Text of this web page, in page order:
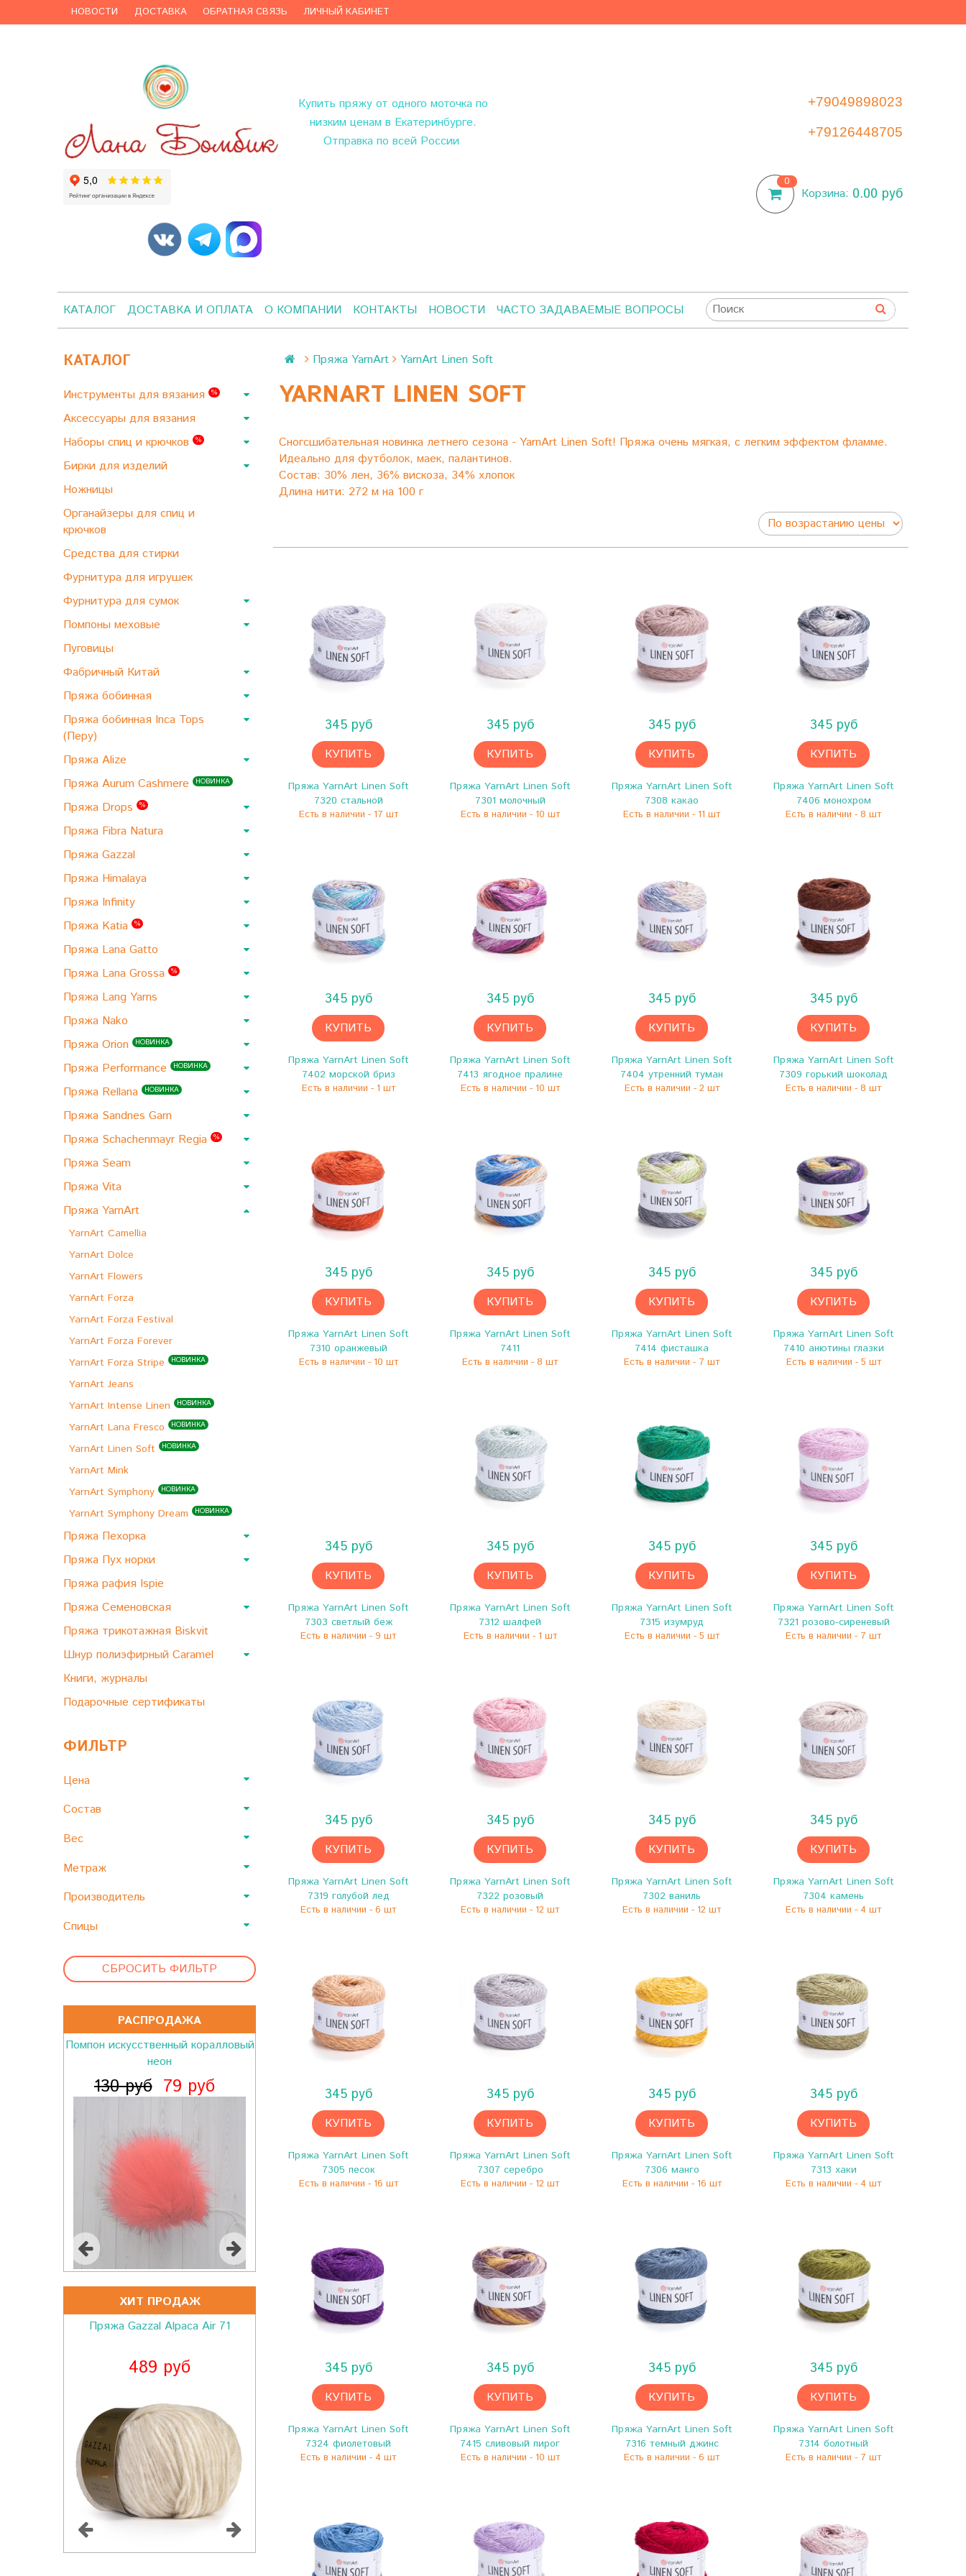
НОВОСТИ ДОСТАВКА ОБРАТНАЯ СВЯЗЬ ЛИЧНЫЙ КАБИНЕТ
Купить пряжуот одного моточка по
низким ценам в Екатеринбурге.
Отправка по всей России
+79049898023
+79126448705
0
Корзина: 0.00 руб
КАТАЛОГ ДОСТАВКА И ОПЛАТА О КОМПАНИИ КОНТАКТЫ НОВОСТИ ЧАСТО ЗАДАВАЕМЫЕ ВОПРОСЫ
КАТАЛОГ
Инструменты для вязания %
Аксессуары для вязания
Наборы спиц и крючков
%
Бирки для изделий
Ножницы
Органайзеры для спиц и
крючков
Средства для стирки
Фурнитура для игрушек
Фурнитура для сумок
Помпоны меховые
Пуговицы
Фабричный Китай
Пряжа бобинная
Пряжа бобинная Inca Tops
(Перу)
Пряжа Alize
Пряжа Aurum Cashmere
НОВИНКА
Пряжа Drops %
Пряжа Fibra Natura
Пряжа Gazzal
Пряжа Himalaya
Пряжа Infinity
Пряжа Katia
%
Пряжа Lana Gatto
Пряжа Lana Grossa
%
Пряжа Lang Yarns
Пряжа Nako
Пряжа Orion
НОВИНКА
Пряжа Performance НОВИНКА
Пряжа Rellana НОВИНКА
Пряжа Sandnes Garn
Пряжа Schachenmayr Regia
%
Пряжа Seam
Пряжа Vita
Пряжа YarnArt
YarnArt Camellia
YarnArt Dolce
YarnArt Flowers
YarnArt Forza
YarnArt Forza Festival
YarnArt Forza Forever
YarnArt Forza Stripe
НОВИНКА
YarnArt Jeans
YarnArt Intense Linen
НОВИНКА
YarnArt Lana Fresco НОВИНКА
YarnArt Linen Soft НОВИНКА
YarnArt Mink
YarnArt Symphony
НОВИНКА
YarnArt Symphony Dream НОВИНКА
Пряжа Пехорка
Пряжа Пух норки
Пряжа рафия Ispie
Пряжа Семеновская
Пряжа трикотажная Biskvit
Шнур полиэфирный Caramel
Книги, журналы
Подарочные сертификаты
ФИЛЬТР
Цена
Состав
Вес
Метраж
Производитель
Спицы
СБРОСИТЬ ФИЛЬТР
РАСПРОДАЖА
Помпон искусственный коралловый
неон
130 руб 79 руб
ХИТ ПРОДАЖ
Пряжа Gazzal Alpaca Air 71
489 руб
Пряжа YarnArt YarnArt Linen Soft
YARNART LINEN SOFT
Сногсшибательная новинка летнего сезона - YarnArt Linen Soft! Пряжа очень мягкая, с легким эффектом фламме.
Идеально для футболок, маек, палантинов.
Состав: 30% лен, 36% вискоза, 34% хлопок
Длина нити: 272 м на 100 г
345 руб
КУПИТЬ
Пряжа YarnArt Linen Soft
7320 стальной
Есть в наличии - 17 шт
345 руб
КУПИТЬ
Пряжа YarnArt Linen Soft
7301 молочный
Есть в наличии - 10 шт
345 руб
КУПИТЬ
Пряжа YarnArt Linen Soft
7308 какао
Есть в наличии - 11 шт
345 руб
КУПИТЬ
Пряжа YarnArt Linen Soft
7406 монохром
Есть в наличии - 8 шт
345 руб
КУПИТЬ
Пряжа YarnArt Linen Soft
7402 морской бриз
Есть в наличии - 1 шт
345 руб
КУПИТЬ
Пряжа YarnArt Linen Soft
7413 ягодное пралине
Есть в наличии - 10 шт
345 руб
КУПИТЬ
Пряжа YarnArt Linen Soft
7404 утренний туман
Есть в наличии - 2 шт
345 руб
КУПИТЬ
Пряжа YarnArt Linen Soft
7309 горький шоколад
Есть в наличии - 8 шт
345 руб
КУПИТЬ
Пряжа YarnArt Linen Soft
7310 оранжевый
Есть в наличии - 10 шт
345 руб
КУПИТЬ
Пряжа YarnArt Linen Soft
7411
Есть в наличии - 8 шт
345 руб
КУПИТЬ
Пряжа YarnArt Linen Soft
7414 фисташка
Есть в наличии - 7 шт
345 руб
КУПИТЬ
Пряжа YarnArt Linen Soft
7410 анютины глазки
Есть в наличии - 5 шт
345 руб
КУПИТЬ
Пряжа YarnArt Linen Soft
7303 светлый беж
Есть в наличии - 9 шт
345 руб
КУПИТЬ
Пряжа YarnArt Linen Soft
7312 шалфей
Есть в наличии - 1 шт
345 руб
КУПИТЬ
Пряжа YarnArt Linen Soft
7315 изумруд
Есть в наличии - 5 шт
345 руб
КУПИТЬ
Пряжа YarnArt Linen Soft
7321 розово-сиреневый
Есть в наличии - 7 шт
345 руб
КУПИТЬ
Пряжа YarnArt Linen Soft
7319 голубой лед
Есть в наличии - 6 шт
345 руб
КУПИТЬ
Пряжа YarnArt Linen Soft
7322 розовый
Есть в наличии - 12 шт
345 руб
КУПИТЬ
Пряжа YarnArt Linen Soft
7302 ваниль
Есть в наличии - 12 шт
345 руб
КУПИТЬ
Пряжа YarnArt Linen Soft
7304 камень
Есть в наличии - 4 шт
345 руб
КУПИТЬ
Пряжа YarnArt Linen Soft
7305 песок
Есть в наличии - 16 шт
345 руб
КУПИТЬ
Пряжа YarnArt Linen Soft
7307 серебро
Есть в наличии - 12 шт
345 руб
КУПИТЬ
Пряжа YarnArt Linen Soft
7306 манго
Есть в наличии - 16 шт
345 руб
КУПИТЬ
Пряжа YarnArt Linen Soft
7313 хаки
Есть в наличии - 4 шт
345 руб
КУПИТЬ
Пряжа YarnArt Linen Soft
7324 фиолетовый
Есть в наличии - 4 шт
345 руб
КУПИТЬ
Пряжа YarnArt Linen Soft
7415 сливовый пирог
Есть в наличии - 10 шт
345 руб
КУПИТЬ
Пряжа YarnArt Linen Soft
7316 темный джинс
Есть в наличии - 6 шт
345 руб
КУПИТЬ
Пряжа YarnArt Linen Soft
7314 болотный
Есть в наличии - 7 шт